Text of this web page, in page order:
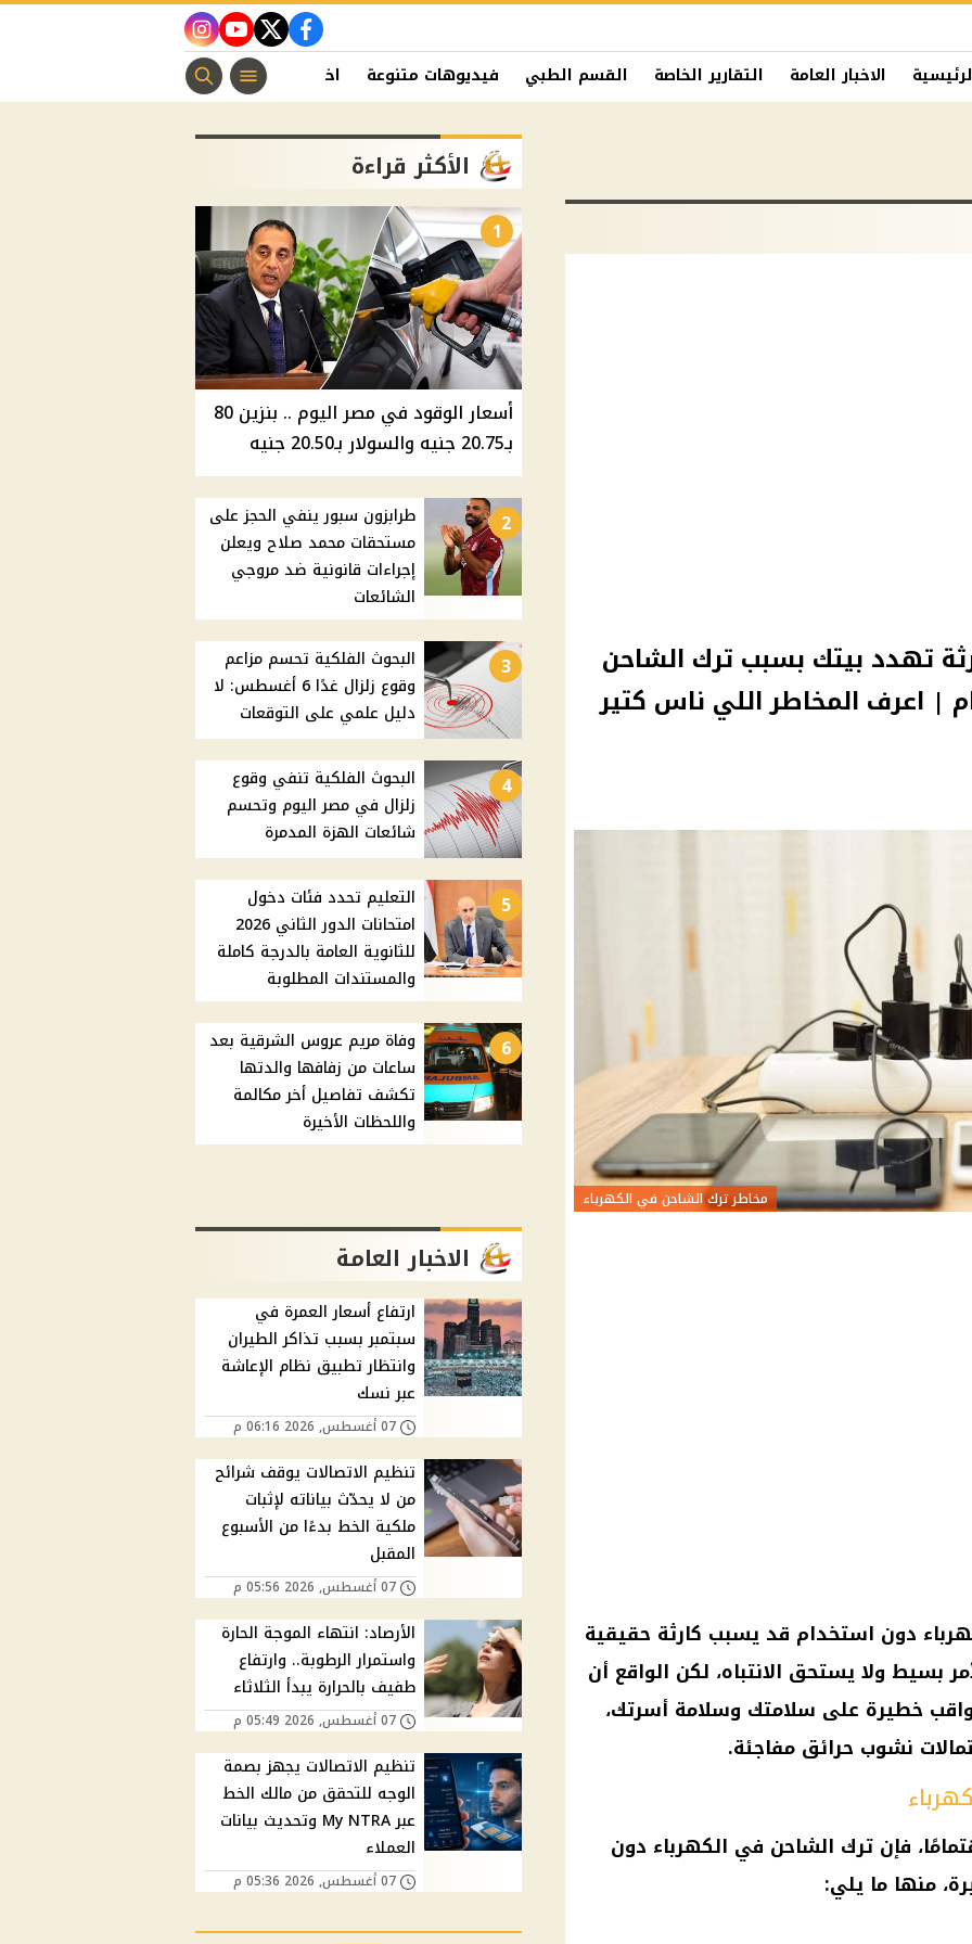
facebook
twitter
youtube
instagram
الاخبار العامة التقارير الخاصة القسم الطبي فيديوهات متنوعة اخبار الفن منوعات مسيحية
تهدد بيتك بسبب ترك الشاحن
| اعرف المخاطر اللي ناس كتير
مخاطر ترك الشاحن في الكهرباء
دون استخدام قد يسبب كارثة حقيقية
بسيط ولا يستحق الانتباه، لكن الواقع أن
خطيرة على سلامتك وسلامة أسرتك،
نشوب حرائق مفاجئة.
فإن ترك الشاحن في الكهرباء دون
منها ما يلي:
الأكثر قراءة
1
أسعار الوقود في مصر اليوم .. بنزين 80
بـ20.75 جنيه والسولار بـ20.50 جنيه
2
طرابزون سبور ينفي الحجز على
مستحقات محمد صلاح ويعلن
إجراءات قانونية ضد مروجي
الشائعات
3
البحوث الفلكية تحسم مزاعم
وقوع زلزال غدًا 6 أغسطس: لا
دليل علمي على التوقعات
4
البحوث الفلكية تنفي وقوع
زلزال في مصر اليوم وتحسم
شائعات الهزة المدمرة
5
التعليم تحدد فئات دخول
امتحانات الدور الثاني 2026
للثانوية العامة بالدرجة كاملة
والمستندات المطلوبة
6
وفاة مريم عروس الشرقية بعد
ساعات من زفافها والدتها
تكشف تفاصيل أخر مكالمة
واللحظات الأخيرة
الاخبار العامة
ارتفاع أسعار العمرة في
سبتمبر بسبب تذاكر الطيران
وانتظار تطبيق نظام الإعاشة
عبر نسك
07 أغسطس, 2026 06:16 م
تنظيم الاتصالات يوقف شرائح
من لا يحدّث بياناته لإثبات
ملكية الخط بدءًا من الأسبوع
المقبل
07 أغسطس, 2026 05:56 م
الأرصاد: انتهاء الموجة الحارة
واستمرار الرطوبة.. وارتفاع
طفيف بالحرارة يبدأ الثلاثاء
07 أغسطس, 2026 05:49 م
تنظيم الاتصالات يجهز بصمة
الوجه للتحقق من مالك الخط
عبر My NTRA وتحديث بيانات
العملاء
07 أغسطس, 2026 05:36 م